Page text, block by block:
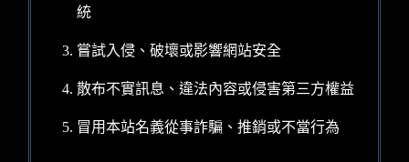
統
嘗試入侵、破壞或影響網站安全
散布不實訊息、違法內容或侵害第三方權益
冒用本站名義從事詐騙、推銷或不當行為